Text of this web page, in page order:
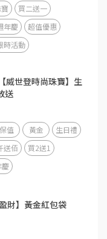
買二送一
年慶
超值優惠
時活動
威世登時尚珠寶】生
送
保值 黃金
生日禮
送佰
買2送1
慶
財】黃金紅包袋